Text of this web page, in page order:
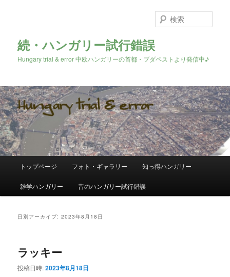
続・ハンガリー試行錯誤
Hungary trial & error 中欧ハンガリーの首都・ブダペストより発信中♪
索
メ
メ
イ
ン
サ
ブ
テ
トップページ フォト・ギャラリー 知っ得ハンガリー
雑学ハンガリー 昔のハンガリー試行錯誤
日別アーカイブ:2023年8月18日
ラッキー
投稿日時:2023年8月18日